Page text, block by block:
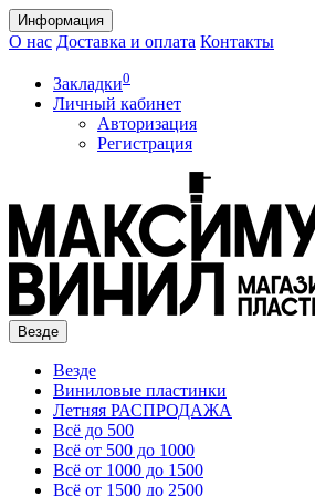
Информация
О нас Доставка и оплата Контакты
Закладки0
Личный кабинет
Авторизация
Регистрация
Везде
Везде
Виниловые пластинки
Летняя РАСПРОДАЖА
Всё до 500
Всё от 500 до 1000
Всё от 1000 до 1500
Всё от 1500 до 2500